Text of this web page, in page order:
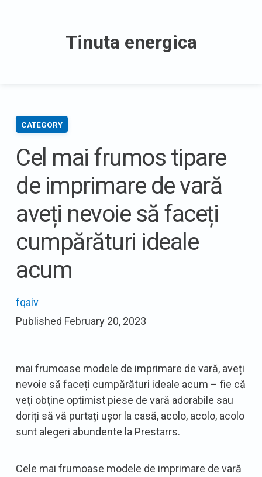
Tinuta energica
CATEGORY
Cel mai frumos tipare
de imprimare de vară
aveți nevoie să faceți
cumpărături ideale
acum
fqaiv
Published February 20, 2023
mai frumoase modele de imprimare de vară, aveți
nevoie să faceți cumpărături ideale acum – fie că
veți obține optimist piese de vară adorabile sau
doriți să vă purtați ușor la casă, acolo, acolo, acolo
sunt alegeri abundente la Prestarrs.
Cele mai frumoase modele de imprimare de vară